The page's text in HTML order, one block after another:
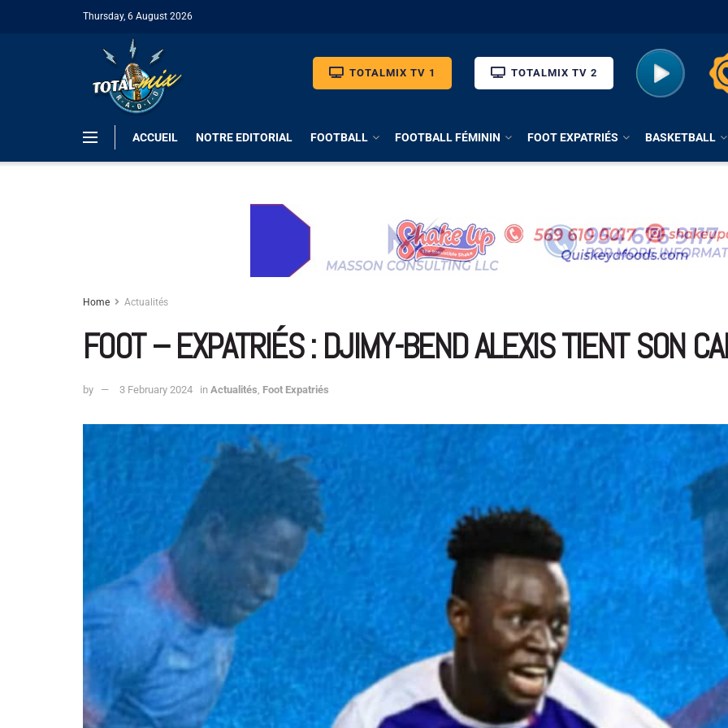
Thursday, 6 August 2026
TOTALMIX TV 1 TOTALMIX TV 2
ACCUEIL NOTRE EDITORIAL FOOTBALL FOOTBALL FÉMININ FOOT EXPATRIÉS BASKETBALL
Home Actualités
FOOT – EXPATRIÉS : DJIMY-BEND ALEXIS TIENT SON
by 3 February 2024 in Actualités Foot Expatriés